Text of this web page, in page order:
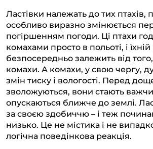
Ластівки належать до тих птахів,
особливо виразно змінюється
погіршенням погоди. Ці птахи
комахами просто в польоті, і їхній
безпосередньо залежить від
комахи. А комахи, у свою чергу,
змін тиску і вологості. Перед
зволожуються, вони стають
опускаються ближче до землі.
за своєю здобиччю – і теж
низько. Це не містика і не
логічна поведінкова реакція.